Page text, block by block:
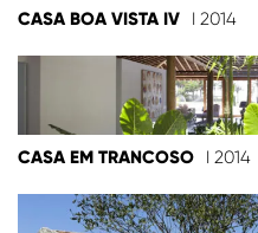
CASA BOA VISTA IV I 2014
CASA EM TRANCOSO I 2014